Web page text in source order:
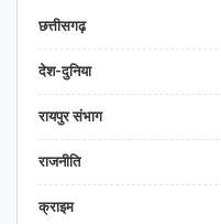
छत्तीसगढ़
देश-दुनिया
रायपुर संभाग
राजनीति
क्राइम